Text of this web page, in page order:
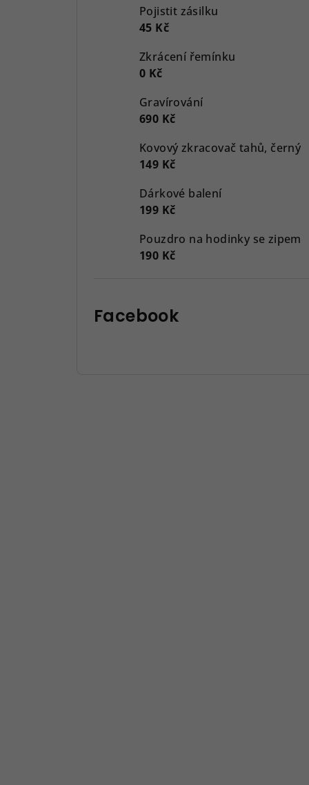
Pojistit zásilku
45 Kč
Zkrácení řemínku
0 Kč
Gravírování
690 Kč
Kovový zkracovač tahů, černý
149 Kč
Dárkové balení
199 Kč
Pouzdro na hodinky se zipem
190 Kč
Facebook